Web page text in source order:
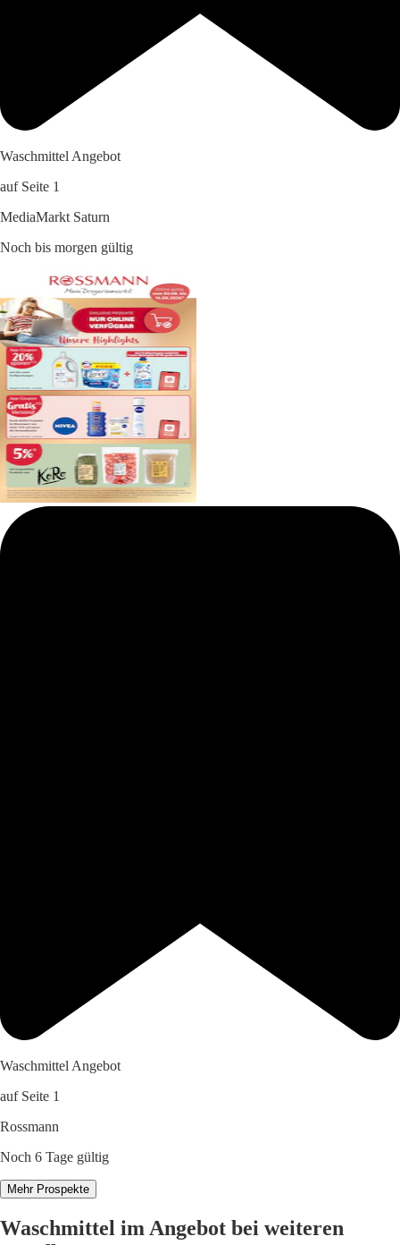
Waschmittel Angebot
auf Seite 1
MediaMarkt Saturn
Noch bis morgen gültig
Waschmittel Angebot
auf Seite 1
Rossmann
Noch 6 Tage gültig
Mehr Prospekte
Waschmittel im Angebot bei weiteren